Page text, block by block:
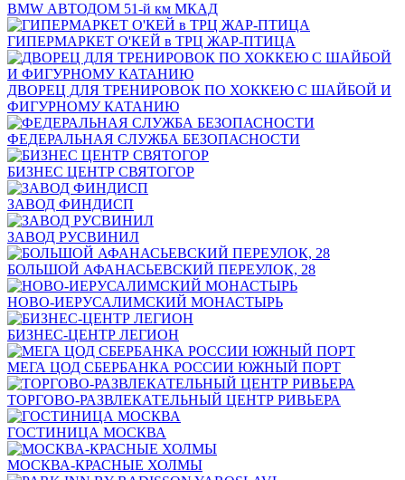
BMW АВТОДОМ 51-й км МКАД
ГИПЕРМАРКЕТ О'КЕЙ в ТРЦ ЖАР-ПТИЦА
ДВОРЕЦ ДЛЯ ТРЕНИРОВОК ПО ХОККЕЮ С ШАЙБОЙ И
ФИГУРНОМУ КАТАНИЮ
ФЕДЕРАЛЬНАЯ СЛУЖБА БЕЗОПАСНОСТИ
БИЗНЕС ЦЕНТР СВЯТОГОР
ЗАВОД ФИНДИСП
ЗАВОД РУСВИНИЛ
БОЛЬШОЙ АФАНАСЬЕВСКИЙ ПЕРЕУЛОК, 28
НОВО-ИЕРУСАЛИМСКИЙ МОНАСТЫРЬ
БИЗНЕС-ЦЕНТР ЛЕГИОН
МЕГА ЦОД СБЕРБАНКА РОССИИ ЮЖНЫЙ ПОРТ
ТОРГОВО-РАЗВЛЕКАТЕЛЬНЫЙ ЦЕНТР РИВЬЕРА
ГОСТИНИЦА МОСКВА
МОСКВА-КРАСНЫЕ ХОЛМЫ